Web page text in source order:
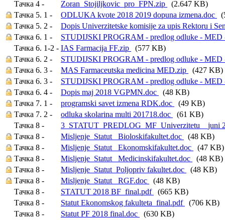
Тачка 4 -
Zoran_Stojiljkovic_pro_FPN.zip
(2.647 KB)
Тачка 5. 1 -
ODLUKA kvote 2018 2019 dopuna izmena.doc
Тачка 5. 2 -
Dopis Univerzitetske komisije za upis Rektoru i
Тачка 6. 1 -
STUDIJSKI PROGRAM - predlog odluke - MED
Тачка 6. 1-2 - IAS Farmacija FF.zip
(577 KB)
Тачка 6. 2 -
STUDIJSKI PROGRAM - predlog odluke - MED
Тачка 6. 3 -
MAS Farmaceutska medicina MED.zip
(427 KB)
Тачка 6. 3 -
STUDIJSKI PROGRAM - predlog odluke -
Тачка 6. 4 -
Dopis maj 2018 VGPMN.doc
(48 KB)
Тачка 7. 1 -
programski savet izmena RDK.doc
(49 KB)
Тачка 7. 2 -
odluka skolarina multi 201718.doc
(61 KB)
Тачка 8 -
3_STATUT_PREDLOG_MF_Univerzitetu__juni
Тачка 8 -
Misljenje_Statut_ Bioloskifakultet.doc
(48 KB)
Тачка 8 -
Misljenje_Statut_ Ekonomskifakultet.doc
(47 KB)
Тачка 8 -
Misljenje_Statut_ Medicinskifakultet.doc
(48 KB)
Тачка 8 -
Misljenje_Statut_Poljopriv fakultet.doc
(48 KB)
Тачка 8 -
Misljenje_Statut_ RGF.doc
(48 KB)
Тачка 8 -
STATUT 2018 BF_final.pdf
(665 KB)
Тачка 8 -
Statut Ekonomskog fakulteta_final.pdf
(706 KB)
Тачка 8 -
Statut PF 2018 final.doc
(630 KB)